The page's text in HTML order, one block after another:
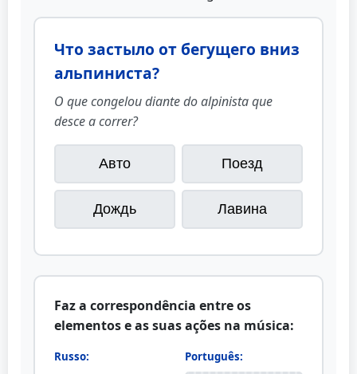
Что застыло от бегущего вниз
альпиниста?
O que congelou diante do alpinista que
desce a correr?
Авто Поезд
Дождь Лавина
Faz a correspondência entre os
elementos e as suas ações na música:
Russo: Português: